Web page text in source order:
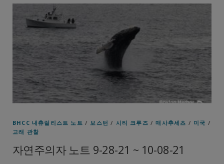
BHCC 내츄럴리스트 노트 / 보스턴 / 시티 크루즈 /매사추세츠 / 미국 /
고래 관찰
자연주의자 노트 9-28-21 ~ 10-08-21